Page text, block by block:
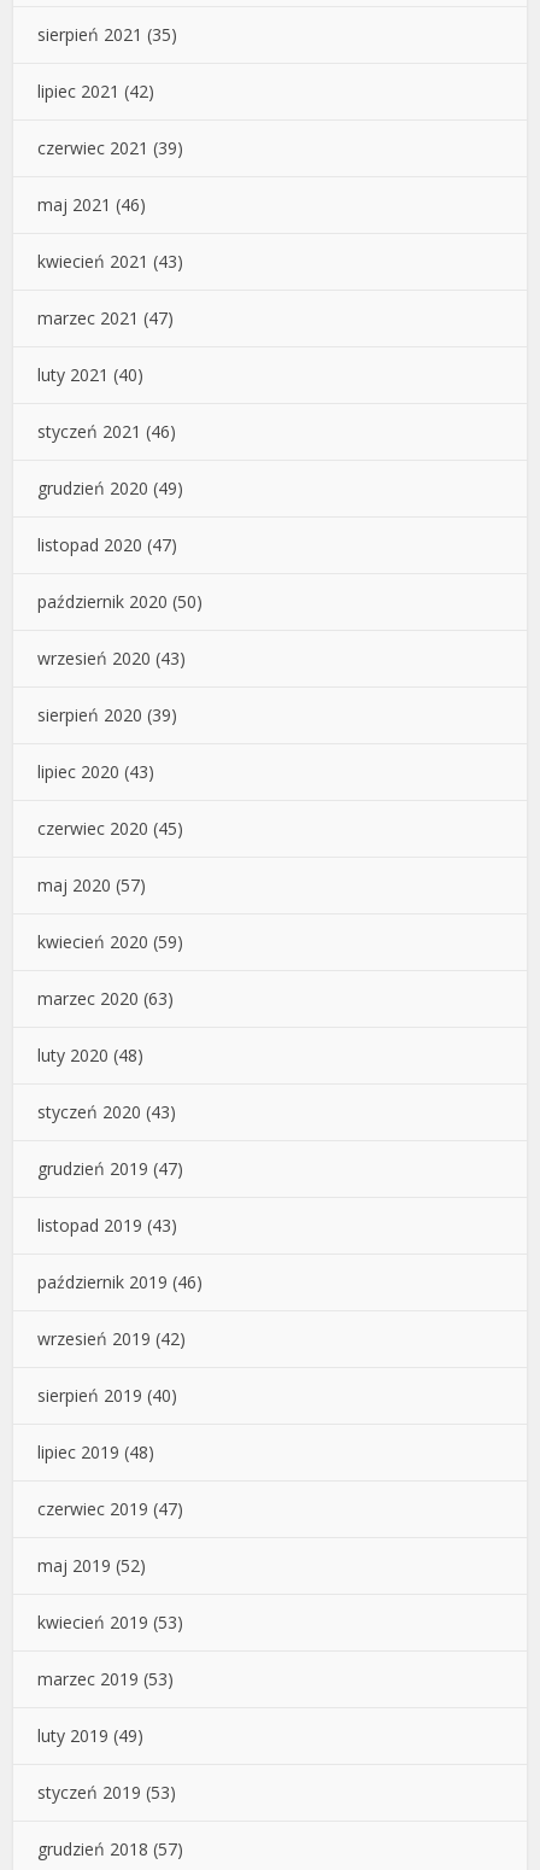
sierpień 2021 (35)
lipiec 2021 (42)
czerwiec 2021 (39)
maj 2021 (46)
kwiecień 2021 (43)
marzec 2021 (47)
luty 2021 (40)
styczeń 2021 (46)
grudzień 2020 (49)
listopad 2020 (47)
październik 2020 (50)
wrzesień 2020 (43)
sierpień 2020 (39)
lipiec 2020 (43)
czerwiec 2020 (45)
maj 2020 (57)
kwiecień 2020 (59)
marzec 2020 (63)
luty 2020 (48)
styczeń 2020 (43)
grudzień 2019 (47)
listopad 2019 (43)
październik 2019 (46)
wrzesień 2019 (42)
sierpień 2019 (40)
lipiec 2019 (48)
czerwiec 2019 (47)
maj 2019 (52)
kwiecień 2019 (53)
marzec 2019 (53)
luty 2019 (49)
styczeń 2019 (53)
grudzień 2018 (57)